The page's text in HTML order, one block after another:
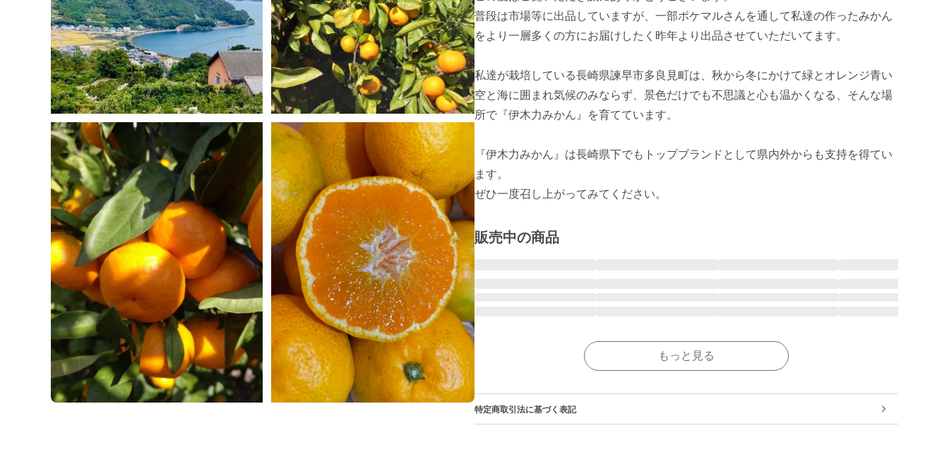
普段は市場等に出品していますが、一部ポケマルさんを通して私達の作ったみかん
をより一層多くの方にお届けしたく昨年より出品させていただいてます。
私達が栽培している長崎県諫早市多良見町は、秋から冬にかけて緑とオレンジ青い
空と海に囲まれ気候のみならず、景色だけでも不思議と心も温かくなる、そんな場
所で『伊木力みかん』を育てています。
『伊木力みかん』は長崎県下でもトップブランドとして県内外からも支持を得てい
ます。
ぜひ一度召し上がってみてください。
販売中の商品
もっと見る
特定商取引法に基づく表記